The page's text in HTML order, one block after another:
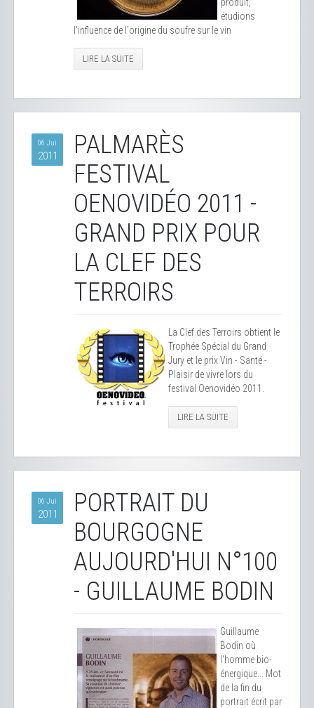
étudions
l'influence de l'origine du soufre sur le vin
LIRE LA SUITE
06 Jui
2011
PALMARÈS
FESTIVAL
OENOVIDÉO 2011 -
GRAND PRIX POUR
LA CLEF DES
TERROIRS
La Clef des Terroirs obtient le
Trophée Spécial du Grand
Jury et le prix Vin - Santé -
Plaisir de vivre lors du
festival Oenovidéo 2011.
LIRE LA SUITE
06 Jui
2011
PORTRAIT DU
BOURGOGNE
AUJOURD'HUI N°100
- GUILLAUME BODIN
Guillaume
Bodin où
l'homme bio-
énergique... Mot
de la fin du
portrait écrit par